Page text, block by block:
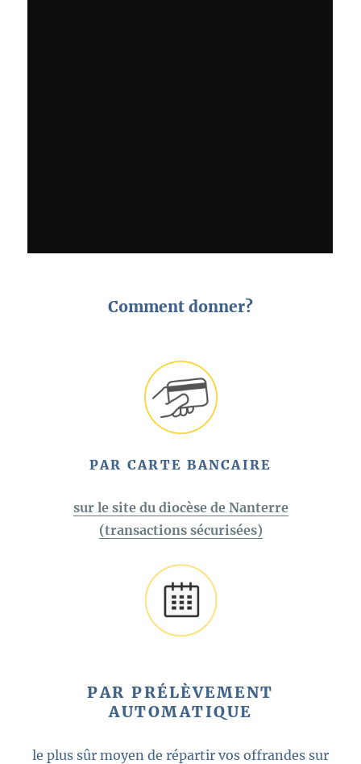
Comment donner?
PAR CARTE BANCAIRE
sur le site du diocèse de Nanterre
(transactions sécurisées)
PAR PRÉLÈVEMENT
AUTOMATIQUE
le plus sûr moyen de répartir vos offrandes sur